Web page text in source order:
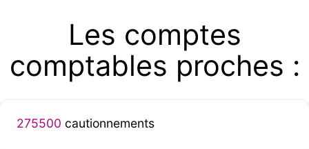
Les comptes
comptables proches :
275500 cautionnements